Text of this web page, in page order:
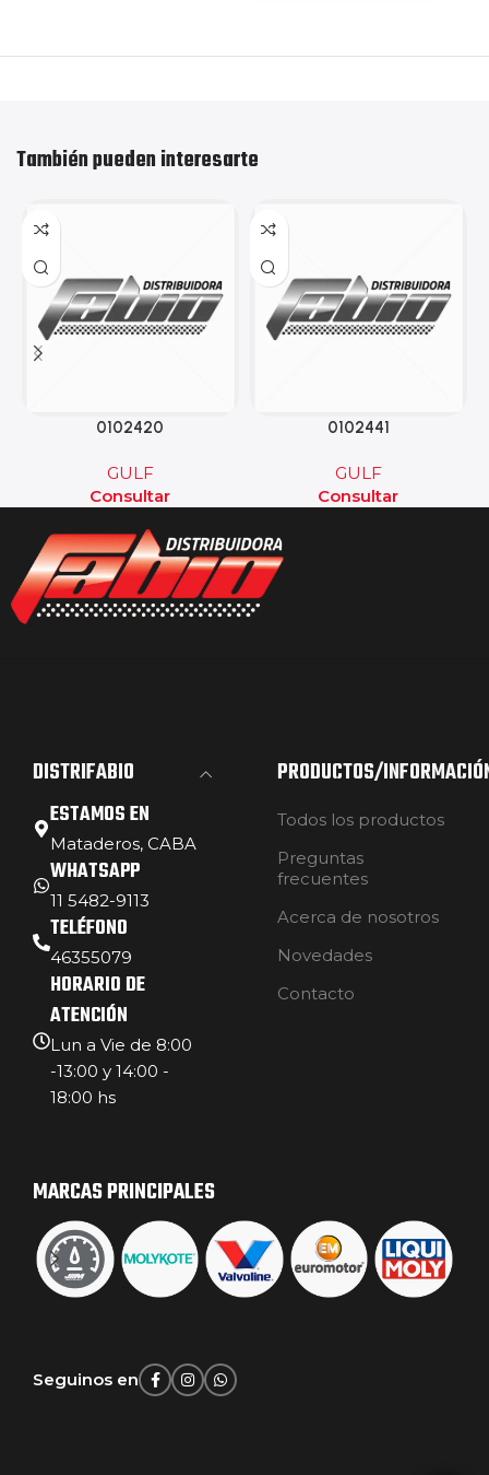
También pueden interesarte
0102420
GULF
Consultar
0102441
GULF
Consultar
DISTRIFABIO
ESTAMOS EN
Mataderos, CABA
WHATSAPP
11 5482-9113
TELÉFONO
46355079
HORARIO DE
ATENCIÓN
Lun a Vie de 8:00
-13:00 y 14:00 -
18:00 hs
PRODUCTOS/
Todos los productos
Preguntas
frecuentes
Acerca de nosotros
Novedades
Contacto
MARCAS PRINCIPALES
Seguinos en